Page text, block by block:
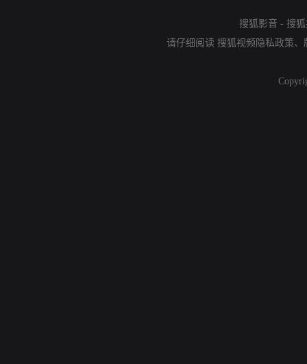
搜狐影音 - 搜
请仔细阅读 搜狐视频隐私政策、